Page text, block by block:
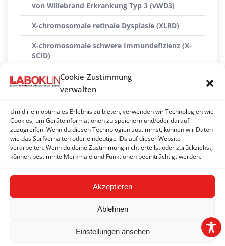
Cookie-Zustimmung
verwalten
Um dir ein optimales Erlebnis zu bieten, verwenden wir Technologien wie
Cookies, um Geräteinformationen zu speichern und/oder darauf
zuzugreifen. Wenn du diesen Technologien zustimmst, können wir Daten
wie das Surfverhalten oder eindeutige IDs auf dieser Website
verarbeiten. Wenn du deine Zustimmung nicht erteilst oder zurückziehst,
können bestimmte Merkmale und Funktionen beeinträchtigt werden.
Akzeptieren
Ablehnen
Einstellungen ansehen
von Willebrand Erkrankung Typ 3 (vWD3)
X-chromosomale retinale Dysplasie (XLRD)
X-chromosomale schwere Immundefizienz (X-
SCID)
X-linked Myopathie (XL-MTM)
Xanthinurie Typ II
ZNS-Atrophie mit zerebellarer Ataxie (CACA)
Zwergwuchs (hypophysäre Form)
Zwergwuchs (Skeletale Dysplasie 2) (SD2)